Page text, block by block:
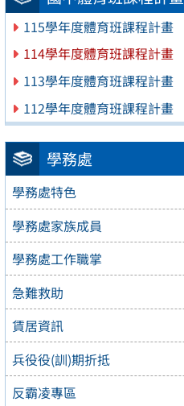
115學年度體育班課程計畫
114學年度體育班課程計畫
113學年度體育班課程計畫
112學年度體育班課程計畫
學務處
學務處特色
學務處家族成員
學務處工作職掌
急難救助
賃居資訊
兵役役(訓)期折抵
反霸凌專區